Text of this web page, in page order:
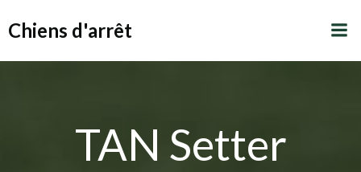
Chiens d'arrêt
TAN Setter